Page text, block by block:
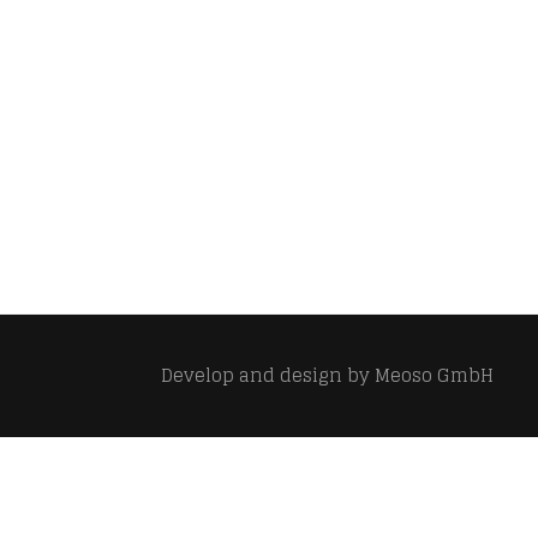
Develop and design byMeoso GmbH